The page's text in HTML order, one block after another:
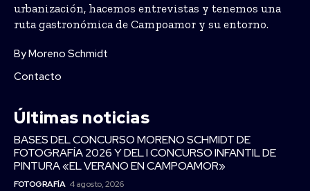
urbanización, hacemos entrevistas y tenemos una
ruta gastronómica de Campoamor y su entorno.
By Moreno Schmidt
Contacto
Últimas noticias
BASES DEL CONCURSO MORENO SCHMIDT DE
FOTOGRAFÍA 2026 Y DEL I CONCURSO INFANTIL DE
PINTURA «EL VERANO EN CAMPOAMOR»
FOTOGRAFÍA 4 agosto, 2026